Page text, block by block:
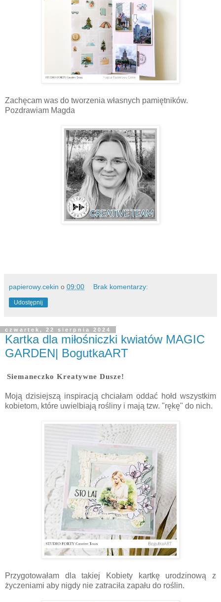
Zachęcam was do tworzenia własnych pamiętników.
Pozdrawiam Magda
papierowy.cekin o 09:00 Brak komentarzy:
Udostępnij
czwartek, 22 sierpnia 2024
Kartka dla miłośniczki kwiatów MAGIC
GARDEN| BogutkaART
Siemaneczko Kreatywne Dusze!
Moją dzisiejszą inspiracją chciałam oddać hołd wszystkim
kobietom, które uwielbiają rośliny i mają tzw. "rękę" do nich.
Przygotowałam dla takiej Kobiety kartkę urodzinową z
życzeniami aby nigdy nie zatraciła zapału do roślin.